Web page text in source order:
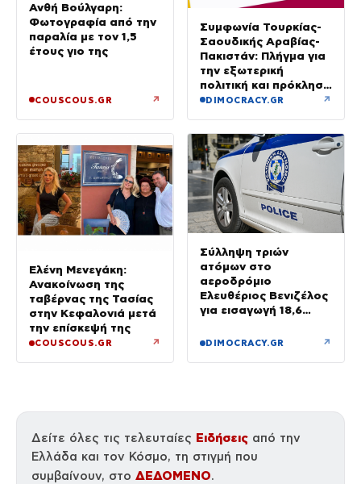
Ανθή Βούλγαρη:
Φωτογραφία από την
παραλία με τον 1,5
έτους γιο της
COUSCOUS.GR ↗
Συμφωνία Τουρκίας-
Σαουδικής Αραβίας-
Πακιστάν: Πλήγμα για
την εξωτερική
πολιτική και πρόκληση
για την Αθήνα, λέει η
DIMOCRACY.GR ↗
Ελένη Μενεγάκη:
Ανακοίνωση της
ταβέρνας της Τασίας
στην Κεφαλονιά μετά
την επίσκεψή της
COUSCOUS.GR ↗
Σύλληψη τριών
ατόμων στο
αεροδρόμιο
Ελευθέριος Βενιζέλος
για εισαγωγή 18,6
κάνναβης σε
DIMOCRACY.GR ↗
Δείτε όλες τις τελευταίες Ειδήσεις από την
Ελλάδα και τον Κόσμο, τη στιγμή που
συμβαίνουν, στο ΔΕΔΟΜΕΝΟ.